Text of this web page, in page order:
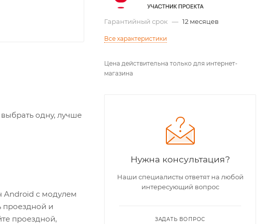
одну, лучше
Android с модулем
проездной и
проездной,
Гарантийный срок — 12 месяцев
Все характеристики
Цена действительна только для интернет-
магазина
Нужна консультация?
Наши специалисты ответят на любой
интересующий вопрос
ЗАДАТЬ ВОПРОС